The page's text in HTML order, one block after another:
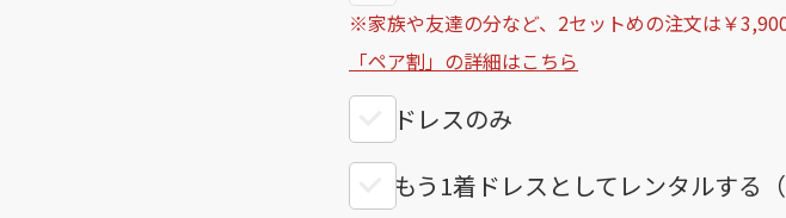
※家族や友達の分など、2セットめの注文は￥
「ペア割」の詳細はこちら
ドレスのみ
もう1着ドレスとしてレンタルする（